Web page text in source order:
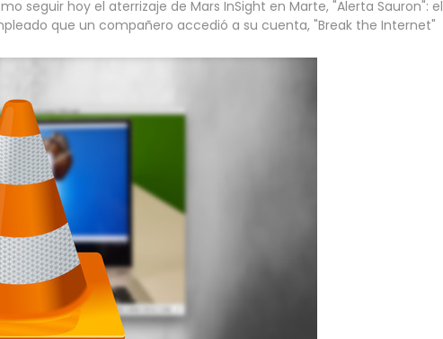
seguir hoy el aterrizaje de Mars InSight en Marte, "Alerta Sauron": el
que un compañero accedió a su cuenta, "Break the Internet"